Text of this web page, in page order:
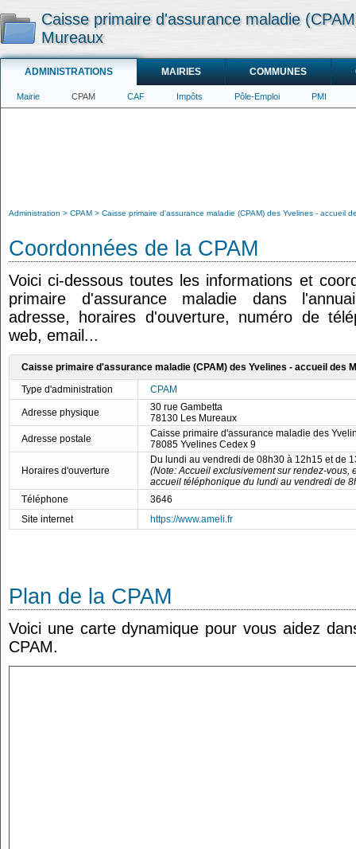
Caisse primaire d'assurance maladie
Mureaux
ADMINISTRATIONS MAIRIES COMMUNES
Mairie CPAM CAF Impôts Pôle-Emploi PMI
Administration CPAM Caisse primaire d'assurance maladie (CPAM) des Yvelines - accueil
Coordonnées de la CPAM
Voici ci-dessous toutes les informations et
primaire d'assurance maladie dans
adresse, horaires d'ouverture, numéro de
web, email...
Caisse primaire d'assurance maladie (CPAM) des Yvelines - accueil des
Type d'administration
CPAM
Adresse physique
30 rue Gambetta
78130 Les Mureaux
Adresse postale
Caisse primaire d'assurance maladie des
78085 Yvelines Cedex 9
Horaires d'ouverture
Du lundi au vendredi de 08h30 à 12h15 et de
(Note: Accueil exclusivement sur rendez-vous,
accueil téléphonique du lundi au vendredi de
Téléphone
3646
Site internet
https://www.ameli.fr
Plan de la CPAM
Voici une carte dynamique pour vous aidez
CPAM.